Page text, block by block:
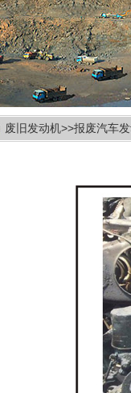
废旧发动机>>报废汽车